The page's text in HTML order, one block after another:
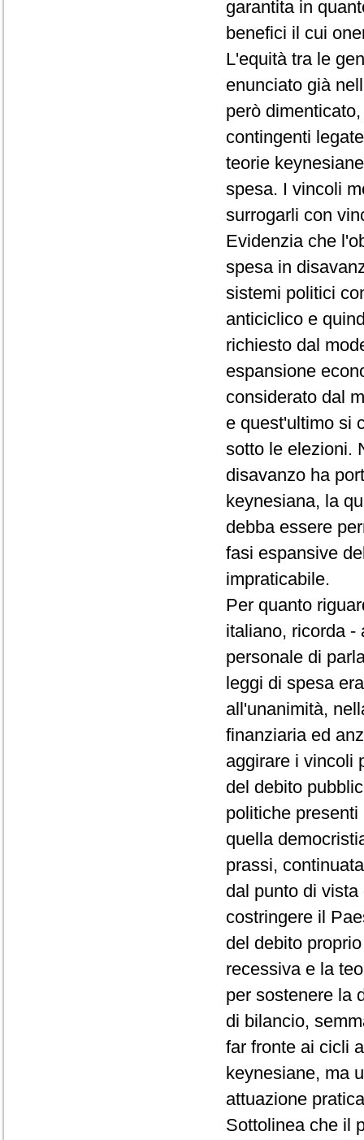
garantita in
benefici il cui
L'equità tra le
enunciato già
però
contingenti
teorie
spesa. I vincoli
surrogarli con
Evidenzia che
spesa in
sistemi politici
anticiclico e
richiesto dal
espansione
considerato dal
e quest'ultimo si
sotto le elezioni.
disavanzo ha
keynesiana, la
debba essere
fasi espansive
impraticabile.
Per quanto
italiano, ricorda -
personale di
leggi di spesa
all'unanimità,
finanziaria ed
aggirare i vincoli
del debito
politiche
quella
prassi,
dal punto di
costringere il
del debito
recessiva e la
per sostenere la
di bilancio,
far fronte ai cicli
keynesiane, ma
attuazione
Sottolinea che il